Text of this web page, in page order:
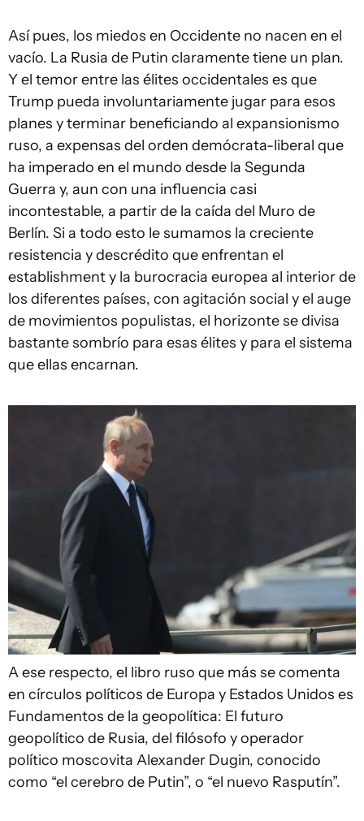
Así pues, los miedos en Occidente no nacen en el
vacío. La Rusia de Putin claramente tiene un plan.
Y el temor entre las élites occidentales es que
Trump pueda involuntariamente jugar para esos
planes y terminar beneficiando al expansionismo
ruso, a expensas del orden demócrata-liberal que
ha imperado en el mundo desde la Segunda
Guerra y, aun con una influencia casi
incontestable, a partir de la caída del Muro de
Berlín. Si a todo esto le sumamos la creciente
resistencia y descrédito que enfrentan el
establishment y la burocracia europea al interior de
los diferentes países, con agitación social y el auge
de movimientos populistas, el horizonte se divisa
bastante sombrío para esas élites y para el sistema
que ellas encarnan.
A ese respecto, el libro ruso que más se comenta
en círculos políticos de Europa y Estados Unidos es
Fundamentos de la geopolítica: El futuro
geopolítico de Rusia, del filósofo y operador
político moscovita Alexander Dugin, conocido
como “el cerebro de Putin”, o “el nuevo Rasputín”.